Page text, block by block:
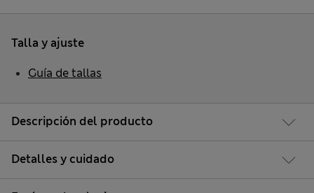
Descripción del producto
Detalles y cuidado
Talla y ajuste
Guía de tallas